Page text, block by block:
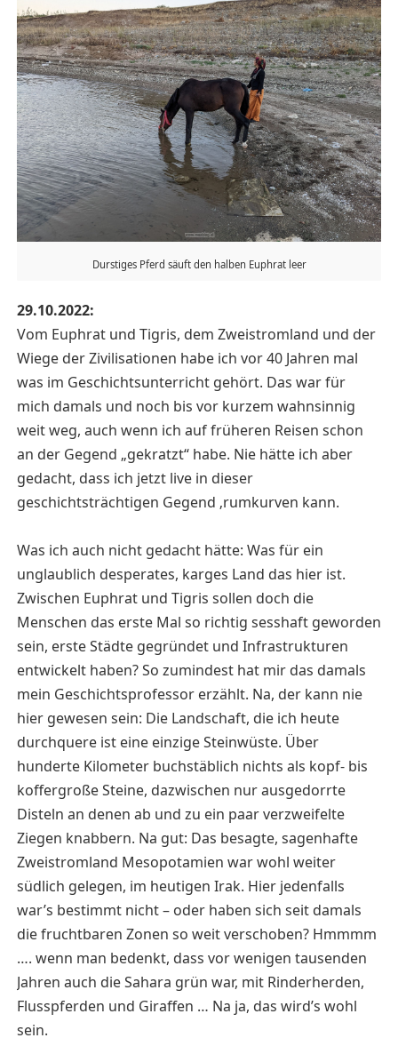
Durstiges Pferd säuft den halben Euphrat leer
29.10.2022:
Vom Euphrat und Tigris, dem Zweistromland und der
Wiege der Zivilisationen habe ich vor 40 Jahren mal
was im Geschichtsunterricht gehört. Das war für
mich damals und noch bis vor kurzem wahnsinnig
weit weg, auch wenn ich auf früheren Reisen schon
an der Gegend „gekratzt“ habe. Nie hätte ich aber
gedacht, dass ich jetzt live in dieser
geschichtsträchtigen Gegend ‚rumkurven kann.
Was ich auch nicht gedacht hätte: Was für ein
unglaublich desperates, karges Land das hier ist.
Zwischen Euphrat und Tigris sollen doch die
Menschen das erste Mal so richtig sesshaft geworden
sein, erste Städte gegründet und Infrastrukturen
entwickelt haben? So zumindest hat mir das damals
mein Geschichtsprofessor erzählt. Na, der kann nie
hier gewesen sein: Die Landschaft, die ich heute
durchquere ist eine einzige Steinwüste. Über
hunderte Kilometer buchstäblich nichts als kopf- bis
koffergroße Steine, dazwischen nur ausgedorrte
Disteln an denen ab und zu ein paar verzweifelte
Ziegen knabbern. Na gut: Das besagte, sagenhafte
Zweistromland Mesopotamien war wohl weiter
südlich gelegen, im heutigen Irak. Hier jedenfalls
war’s bestimmt nicht – oder haben sich seit damals
die fruchtbaren Zonen so weit verschoben? Hmmmm
…. wenn man bedenkt, dass vor wenigen tausenden
Jahren auch die Sahara grün war, mit Rinderherden,
Flusspferden und Giraffen … Na ja, das wird’s wohl
sein.